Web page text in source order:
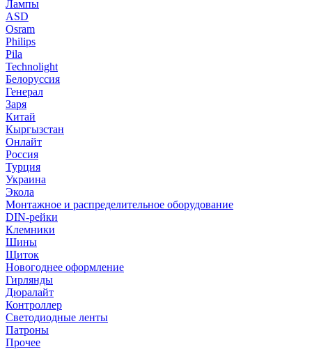
Лампы
ASD
Osram
Philips
Pila
Technolight
Белоруссия
Генерал
Заря
Китай
Кыргызстан
Онлайт
Россия
Турция
Украина
Экола
Монтажное и распределительное оборудование
DIN-рейки
Клемники
Шины
Щиток
Новогоднее оформление
Гирлянды
Дюралайт
Контроллер
Светодиодные ленты
Патроны
Прочее